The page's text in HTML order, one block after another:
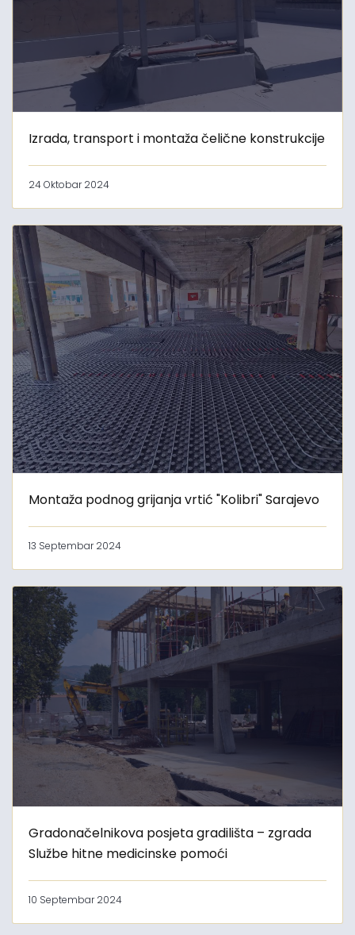
Izrada, transport i montaža čelične konstrukcije
24 Oktobar 2024
Montaža podnog grijanja vrtić "Kolibri" Sarajevo
13 Septembar 2024
Gradonačelnikova posjeta gradilišta – zgrada
Službe hitne medicinske pomoći
10 Septembar 2024